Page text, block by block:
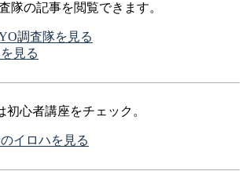
隊の記事を閲覧できます。
調査隊を見る
見る
初心者講座をチェック。
イロハを見る